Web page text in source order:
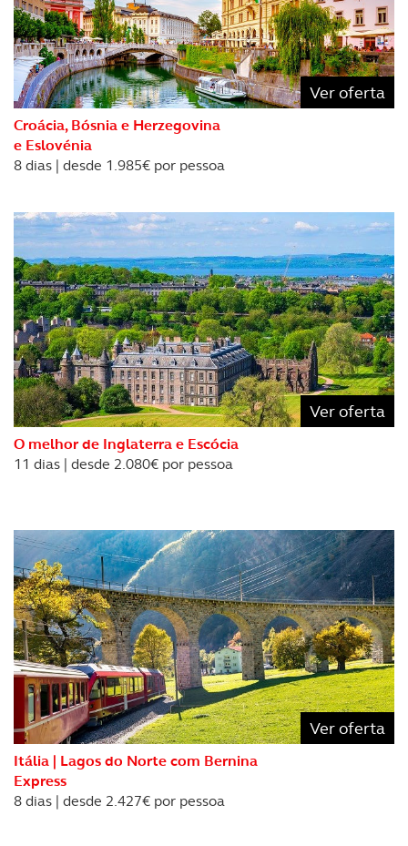
dados pessoais serão realizadas apenas com o seu
consentimento e quando tal se afigure estritamente
necessário no contexto dos serviços a prestar.
Realçamos que o bloqueio de certo tipo de Cookies e
tecnologias similares pode ter impacto na sua
experiência de navegação no Website e nos serviços
disponibilizados.
Ver oferta
Croácia, Bósnia e Herzegovina
e Eslovénia
8 dias | desde 1.985€ por pessoa
Ver oferta
O melhor de Inglaterra e Escócia
11 dias | desde 2.080€ por pessoa
Ver oferta
Itália | Lagos do Norte com Bernina
Express
8 dias | desde 2.427€ por pessoa